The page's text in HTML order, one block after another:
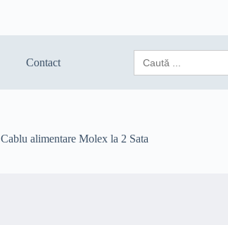
Contact
Search
for:
Cablu alimentare Molex la 2 Sata